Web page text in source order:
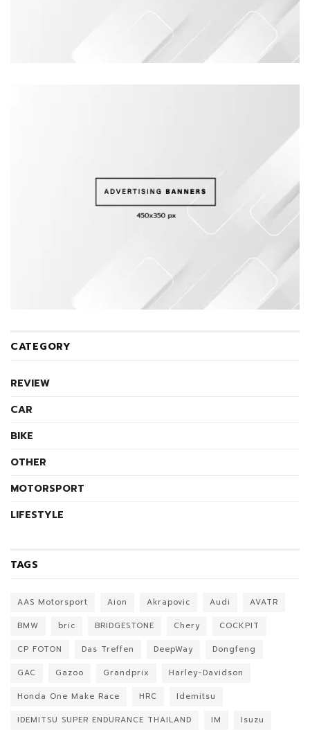
CATEGORY
REVIEW
CAR
BIKE
OTHER
MOTORSPORT
LIFESTYLE
TAGS
AAS Motorsport Aion Akrapovic Audi
AVATR
BMW
bric BRIDGESTONE Chery
COCKPIT
CP FOTON
Das Treffen DeepWay
Dongfeng
GAC
Gazoo Grandprix
Harley-Davidson
Honda One Make Race
HRC
Idemitsu
IDEMITSU SUPER ENDURANCE THAILAND
IM
Isuzu